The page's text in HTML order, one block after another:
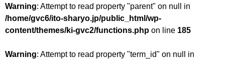
Warning: Attempt to read property "parent" on null in
/home/gvc6/ito-sharyo.jp/public_html/wp-
content/themes/ki-gvc2/functions.php on line 185
Warning: Attempt to read property "term_id" on null in